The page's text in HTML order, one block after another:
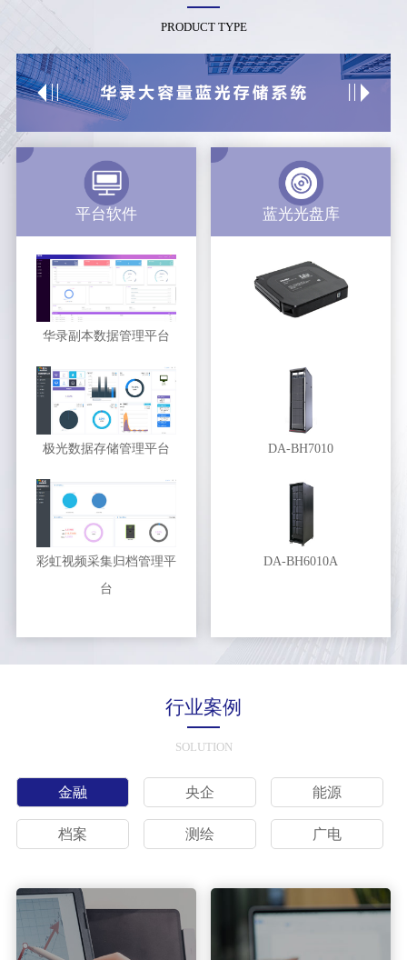
PRODUCT TYPE
平台软件
华录副本数据管理平台
极光数据存储管理平台
彩虹视频采集归档管理平
台
蓝光光盘库
DA-BH7010
DA-BH6010A
行业案例
SOLUTION
金融 央企 能源
档案 测绘 广电